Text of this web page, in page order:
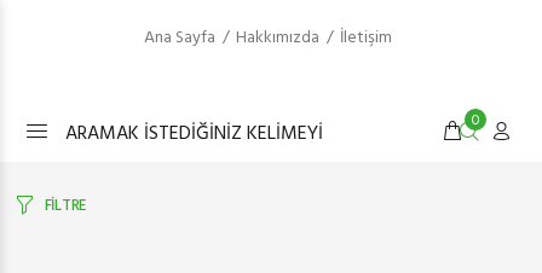
Ana Sayfa Hakkımızda İletişim
0
FİLTRE